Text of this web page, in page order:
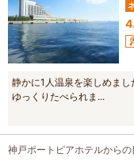
静かに1人温泉を楽しめま
ゆっくりたべられま...
神戸ポートピアホテルから